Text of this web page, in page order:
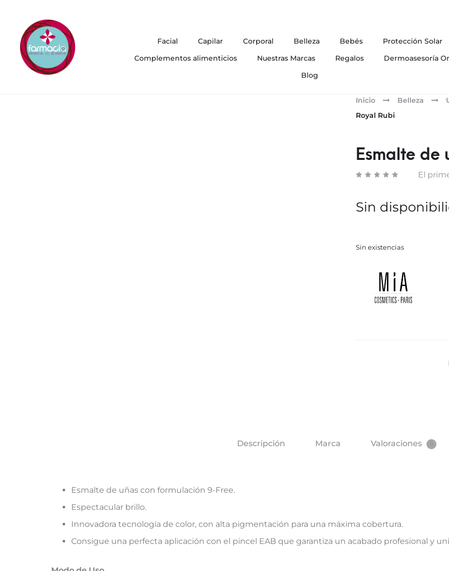
Facial Capilar Corporal Belleza Bebés
Protección Solar
Complementos alimenticios
Nuestras Marcas Regalos
Dermoasesoría
Blog
Inicio Belleza
Royal Rubi
Esmalte de
El
Sin
Sin existencias
Descripción Marca Valoraciones
Esmalte de uñas con formulación 9-Free.
Espectacular brillo.
Innovadora tecnología de color, con alta pigmentación para una máxima cobertura.
Consigue una perfecta aplicación con el pincel EAB que garantiza un acabado profesional y